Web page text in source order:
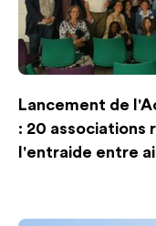
Lancement de
: 20 associations
l'entraide entre